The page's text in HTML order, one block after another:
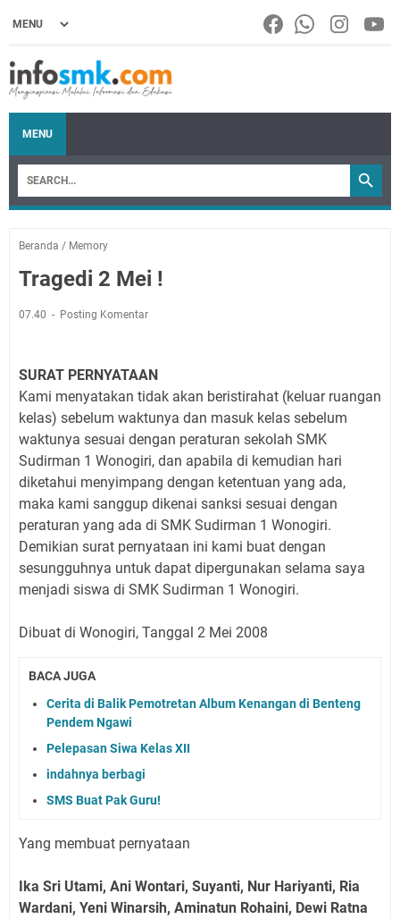
MENU
Beranda / Memory
Tragedi 2 Mei !
07.40 Posting Komentar
SURAT PERNYATAAN
Kami menyatakan tidak akan beristirahat (keluar ruangan
kelas) sebelum waktunya dan masuk kelas sebelum
waktunya sesuai dengan peraturan sekolah SMK
Sudirman 1 Wonogiri, dan apabila di kemudian hari
diketahui menyimpang dengan ketentuan yang ada,
maka kami sanggup dikenai sanksi sesuai dengan
peraturan yang ada di SMK Sudirman 1 Wonogiri.
Demikian surat pernyataan ini kami buat dengan
sesungguhnya untuk dapat dipergunakan selama saya
menjadi siswa di SMK Sudirman 1 Wonogiri.
Dibuat di Wonogiri, Tanggal 2 Mei 2008
BACA JUGA
Cerita di Balik Pemotretan Album Kenangan di Benteng
Pendem Ngawi
Pelepasan Siwa Kelas XII
indahnya berbagi
SMS Buat Pak Guru!
Yang membuat pernyataan
Ika Sri Utami, Ani Wontari, Suyanti, Nur Hariyanti, Ria
Wardani, Yeni Winarsih, Aminatun Rohaini, Dewi Ratna